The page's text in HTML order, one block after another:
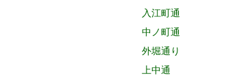
入江町通
中ノ町通
外堀通り
上中通